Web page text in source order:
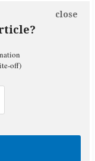
close
off)